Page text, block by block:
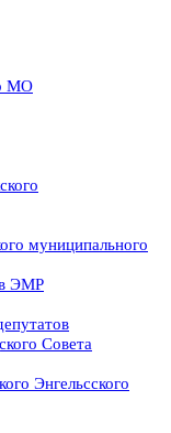
МО
муниципального
ЭМР
Совета
Энгельсского